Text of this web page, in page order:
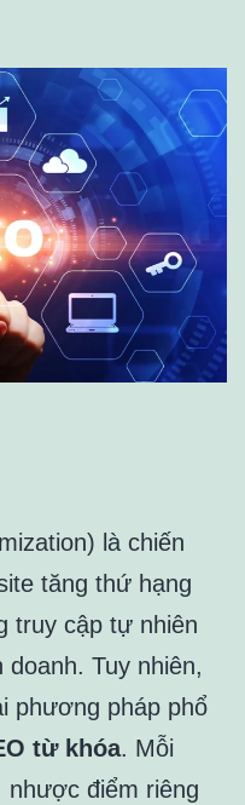
là chiến
tăng thứ hạng
truy cập tự nhiên
Tuy nhiên,
phương pháp phổ
từ khóa. Mỗi
điểm riêng